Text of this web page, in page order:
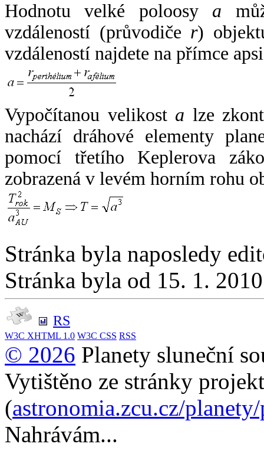
Hodnotu velké poloosy a
vzdáleností (průvodiče r)
vzdáleností najdete na přímce
Vypočítanou velikost a lze
nachází dráhové elementy
pomocí třetího Keplerova
zobrazená v levém horním rohu
Stránka byla naposledy
Stránka byla od 15. 1.
RS
W3C XHTML 1.0 W3C CSS RSS
© 2026 Planety sluneční
Vytištěno ze stránky
(astronomia.zcu.cz/
Nahrávám...